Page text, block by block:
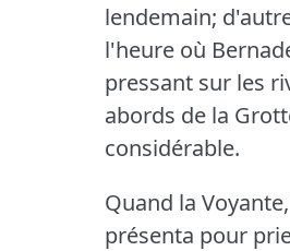
lendemain;
l'heure où
pressant sur les
abords de la
considérable.
Quand la
présenta pour